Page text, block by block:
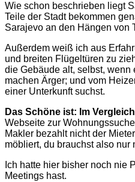
Wie schon beschrieben liegt
Teile der Stadt bekommen
Sarajevo an den Hängen von
Außerdem weiß ich aus
und breiten Flügeltüren zu
die Gebäude alt, selbst,
machen Ärger; und vom
einer Unterkunft suchst.
Das Schöne ist: Im
Webseite zur
Makler bezahlt nicht der
möbliert, du brauchst also
Ich hatte hier bisher noch nie
Meetings hast.